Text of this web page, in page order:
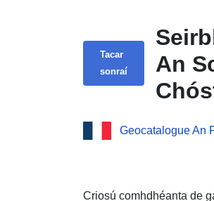
Tacar
sonraí
An
Geocatalogue An
Criosú comhdhéanta de